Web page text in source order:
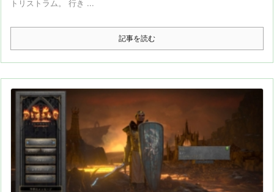
トリストラム。 行き ...
記事を読む